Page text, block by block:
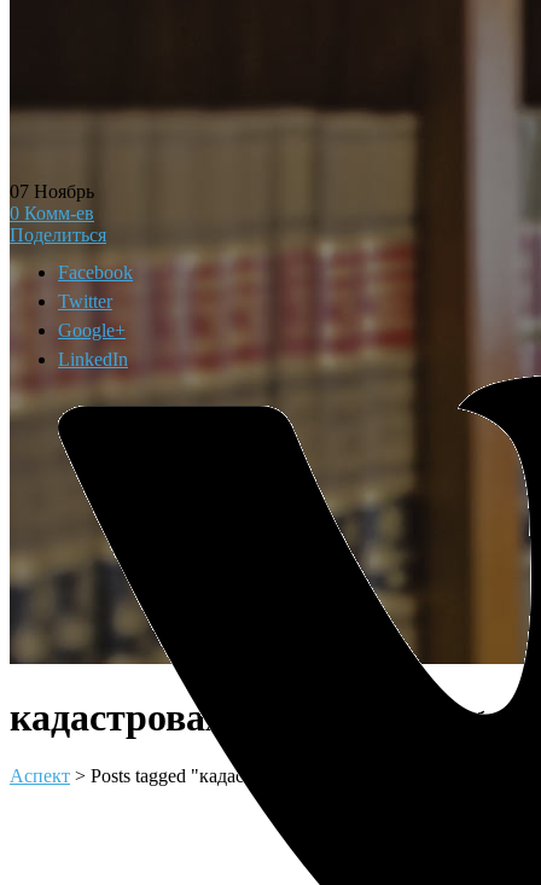
кадастровая стоимость Tag
Аспект > Posts tagged "кадастровая стоимость"
07 Ноябрь
0 Комм-ев
Поделиться
Facebook
Twitter
Google+
LinkedIn